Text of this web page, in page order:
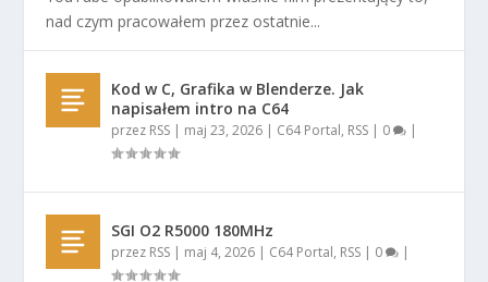
nad czym pracowałem przez ostatnie...
Kod w C, Grafika w Blenderze. Jak
napisałem intro na C64
przez RSS | maj 23, 2026 | C64 Portal, RSS | 0 |
SGI O2 R5000 180MHz
przez RSS | maj 4, 2026 | C64 Portal, RSS | 0 |